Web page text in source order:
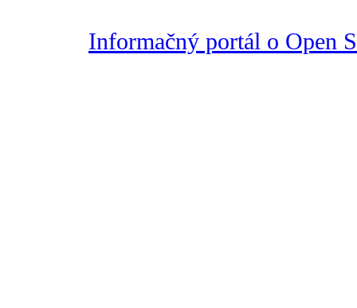
Informačný portál o Open